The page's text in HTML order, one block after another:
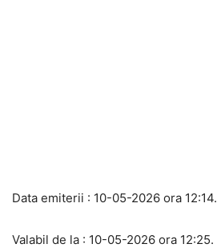
Data emiterii : 10-05-2026 ora 12:14.
Valabil de la : 10-05-2026 ora 12:25.